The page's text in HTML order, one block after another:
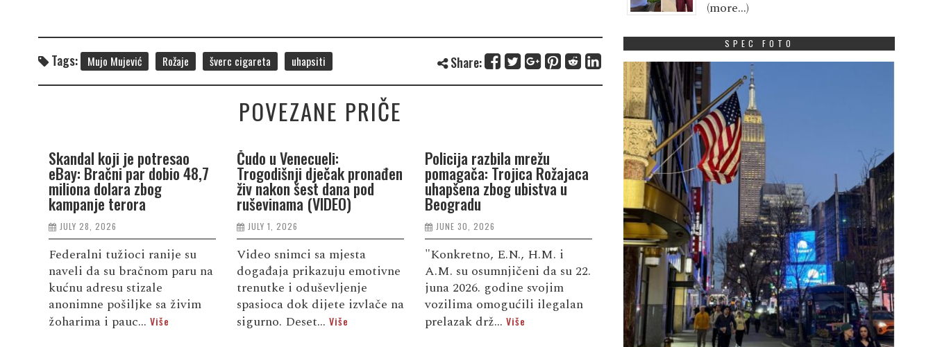
Tags: Mujo Mujević Rožaje šverc cigareta uhapsiti Share:
POVEZANE PRIČE
Skandal koji je potresao
eBay: Bračni par dobio 48,7
miliona dolara zbog
kampanje terora
JULY 28, 2026
Federalni tužioci ranije su
naveli da su bračnom paru na
kućnu adresu stizale
anonimne pošiljke sa živim
žoharima i pauc... Više
Čudo u Venecueli:
Trogodišnji dječak pronađen
živ nakon šest dana pod
ruševinama (VIDEO)
JULY 1, 2026
Video snimci sa mjesta
događaja prikazuju emotivne
trenutke i oduševljenje
spasioca dok dijete izvlače na
sigurno. Deset... Više
Policija razbila mrežu
pomagača: Trojica Rožajaca
uhapšena zbog ubistva u
Beogradu
JUNE 30, 2026
"Konkretno, E.N., H.M. i
A.M. su osumnjičeni da su 22.
juna 2026. godine svojim
vozilima omogućili ilegalan
prelazak drž... Više
Put u EU kao povratak na
Gazimestan: Mandić
nastavlja da “čisti” državne
jubileje od njihove suštine
JUNE 30, 2026
Sagovornici “Vijesti” ukazuju
da, dok identitetski simboli
u Crnoj Gori više ne
funkcionišu kao znakovi
društvene integr...Više
OŠ „Mileva Lajović
Lalatović“: Šabotić
stalni radni odnos,
zakonskog osnova za
produženje ugovora
JUNE 28, 2026
U saopštenju se
profesor Šabotić od
septembra 2001.
pet uzastopnih
od 20 godina ...Više
(more…)
SPEC FOTO